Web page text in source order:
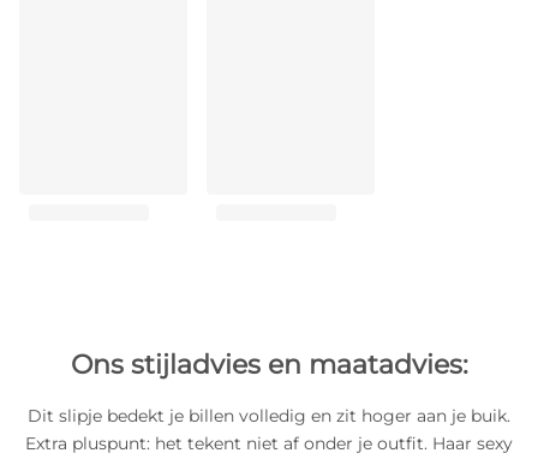
Ons stijladvies en maatadvies:
Dit slipje bedekt je billen volledig en zit hoger aan je buik.
Extra pluspunt: het tekent niet af onder je outfit. Haar sexy